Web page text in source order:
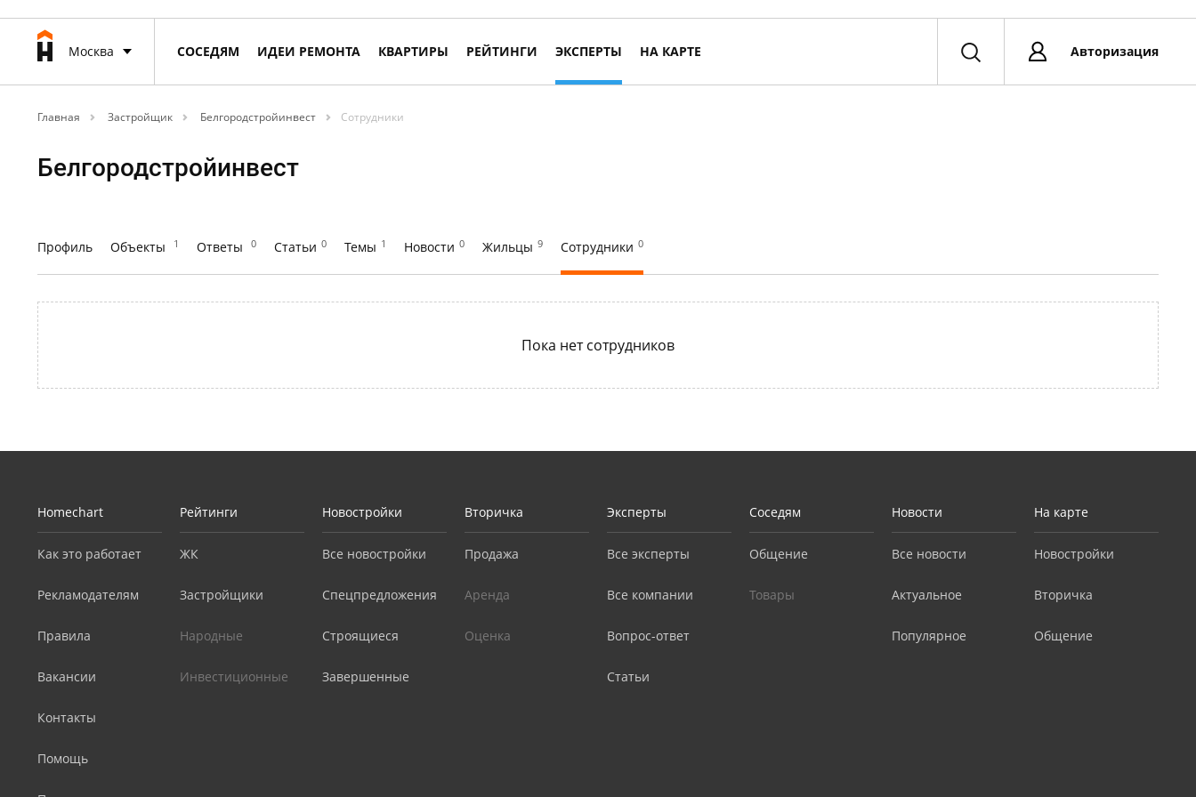
Москва СОСЕДЯМ ИДЕИ РЕМОНТА КВАРТИРЫ РЕЙТИНГИ ЭКСПЕРТЫ НА КАРТЕ Авторизация
Главная Застройщик Белгородстройинвест Сотрудники
Белгородстройинвест
Профиль Объекты 1 Ответы 0 Статьи 0 Темы 1 Новости 0 Жильцы 9 Сотрудники 0
Пока нет сотрудников
Homechart
Как это работает
Рекламодателям
Правила
Вакансии
Контакты
Помощь
Рейтинги
ЖК
Застройщики
Народные
Инвестиционные
Новостройки
Все новостройки
Спецпредложения
Строящиеся
Завершенные
Вторичка
Продажа
Аренда
Оценка
Эксперты
Все эксперты
Все компании
Вопрос-ответ
Статьи
Соседям
Общение
Товары
Новости
Все новости
Актуальное
Популярное
На карте
Новостройки
Вторичка
Общение